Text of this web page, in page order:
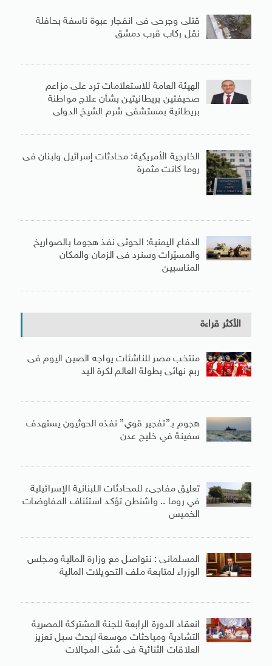
قتلى وجرحى فى انفجار عبوة ناسفة بحافلة
نقل ركاب قرب دمشق
الهيئة العامة للاستعلامات ترد على مزاعم
صحيفتين بريطانيتين بشأن علاج مواطنة
بريطانية بمستشفى شرم الشيخ الدولى
الخارجية الأمريكية: محادثات إسرائيل ولبنان فى
روما كانت مثمرة
الدفاع اليمنية: الحوثى نفذ هجوما بالصواريخ
والمسيّرات وسنرد فى الزمان والمكان
المناسبين
الأكثر قراءة
منتخب مصر للناشئات يواجه الصين اليوم فى
ربع نهائى بطولة العالم لكرة اليد
هجوم بـ”تفجير قوي” نفذه الحوثيون يستهدف
سفينة في خليج عدن
تعليق مفاجىء للمحادثات اللبنانية الإسرائيلية
في روما .. واشنطن تؤكد استئناف المفاوضات
الخميس
المسلمانى : نتواصل مع وزارة المالية ومجلس
الوزراء لمتابعة ملف التحويلات المالية
انعقاد الدورة الرابعة للجنة المشتركة المصرية
التشادية ومباحثات موسعة لبحث سبل تعزيز
العلاقات الثنائية فى شتى المجالات